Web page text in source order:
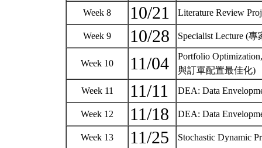
Week 8 10/21 Literature Review
Week 9 10/28 Specialist Lecture (
Week 10 11/04
Portfolio
與訂單配置最佳化)
Week 11 11/11 DEA: Data
Week 12 11/18 DEA: Data
Week 13 11/25 Stochastic Dynamic